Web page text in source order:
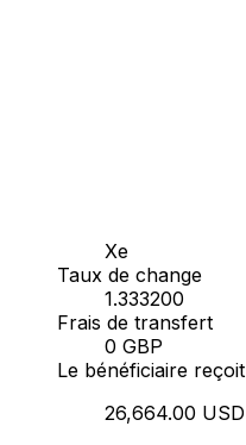
Xe
Taux de change
1.333200
Frais de transfert
0 GBP
Le bénéficiaire reçoit
26,664.00 USD